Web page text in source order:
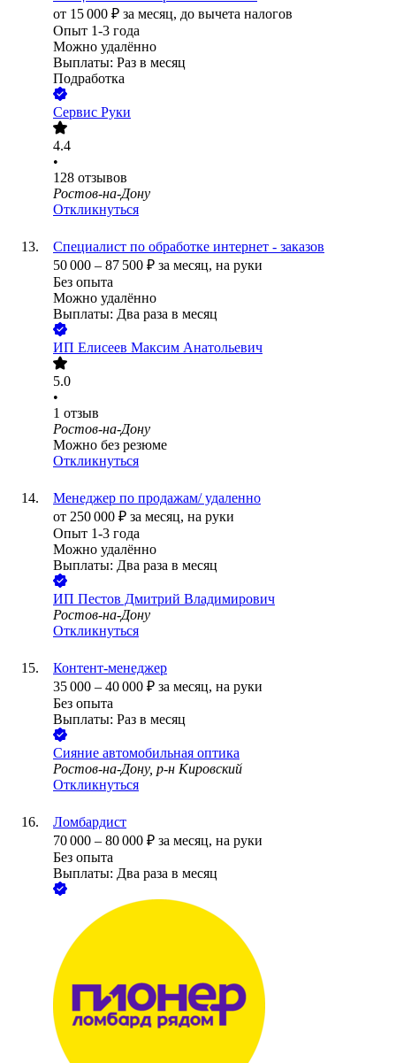
от 15 000 ₽ за месяц, до вычета налогов
Опыт 1-3 года
Можно удалённо
Выплаты: Раз в месяц
Подработка
Сервис Руки
4.4
•
128 отзывов
Ростов-на-Дону
Откликнуться
Специалист по обработке интернет - заказов
50 000 – 87 500 ₽ за месяц, на руки
Без опыта
Можно удалённо
Выплаты: Два раза в месяц
ИП Елисеев Максим Анатольевич
5.0
•
1 отзыв
Ростов-на-Дону
Можно без резюме
Откликнуться
Менеджер по продажам/ удаленно
от 250 000 ₽ за месяц, на руки
Опыт 1-3 года
Можно удалённо
Выплаты: Два раза в месяц
ИП Пестов Дмитрий Владимирович
Ростов-на-Дону
Откликнуться
Контент-менеджер
35 000 – 40 000 ₽ за месяц, на руки
Без опыта
Выплаты: Раз в месяц
Сияние автомобильная оптика
Ростов-на-Дону, р-н Кировский
Откликнуться
Ломбардист
70 000 – 80 000 ₽ за месяц, на руки
Без опыта
Выплаты: Два раза в месяц